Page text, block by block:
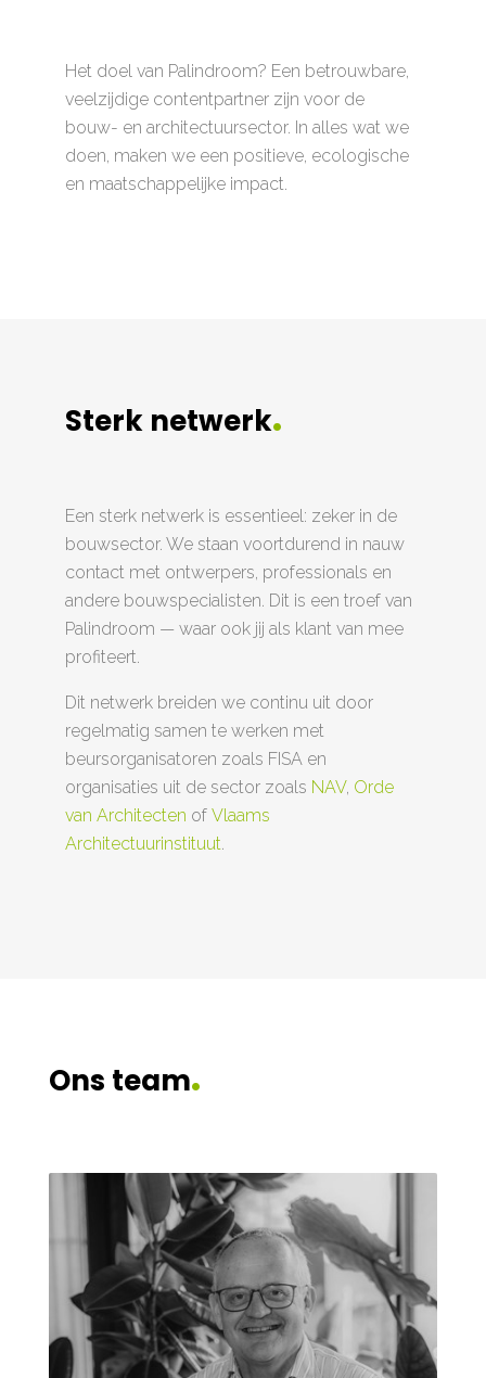
Het doel van Palindroom? Een betrouwbare,
veelzijdige contentpartner zijn voor de
bouw- en architectuursector. In alles wat we
doen, maken we een positieve, ecologische
en maatschappelijke impact.
Sterk netwerk.
Een sterk netwerk is essentieel: zeker in de
bouwsector. We staan voortdurend in nauw
contact met ontwerpers, professionals en
andere bouwspecialisten. Dit is een troef van
Palindroom — waar ook jij als klant van mee
profiteert.
Dit netwerk breiden we continu uit door
regelmatig samen te werken met
beursorganisatoren zoals FISA en
organisaties uit de sector zoals NAV, Orde
van Architecten of Vlaams
Architectuurinstituut.
Ons team.